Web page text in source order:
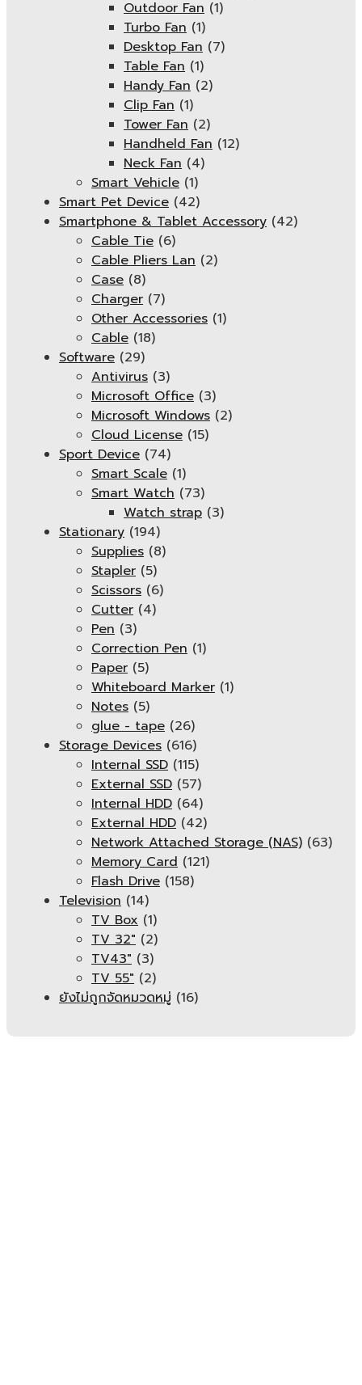
Outdoor Fan (1)
Turbo Fan (1)
Desktop Fan (7)
Table Fan (1)
Handy Fan (2)
Clip Fan (1)
Tower Fan (2)
Handheld Fan (12)
Neck Fan (4)
Smart Vehicle (1)
Smart Pet Device (42)
Smartphone & Tablet Accessory (42)
Cable Tie (6)
Cable Pliers Lan (2)
Case (8)
Charger (7)
Other Accessories (1)
Cable (18)
Software (29)
Antivirus (3)
Microsoft Office (3)
Microsoft Windows (2)
Cloud License (15)
Sport Device (74)
Smart Scale (1)
Smart Watch (73)
Watch strap (3)
Stationary (194)
Supplies (8)
Stapler (5)
Scissors (6)
Cutter (4)
Pen (3)
Correction Pen (1)
Paper (5)
Whiteboard Marker (1)
Notes (5)
glue - tape (26)
Storage Devices (616)
Internal SSD (115)
External SSD (57)
Internal HDD (64)
External HDD (42)
Network Attached Storage (NAS) (63)
Memory Card (121)
Flash Drive (158)
Television (14)
TV Box (1)
TV 32" (2)
TV43" (3)
TV 55" (2)
ยังไม่ถูกจัดหมวดหมู่ (16)